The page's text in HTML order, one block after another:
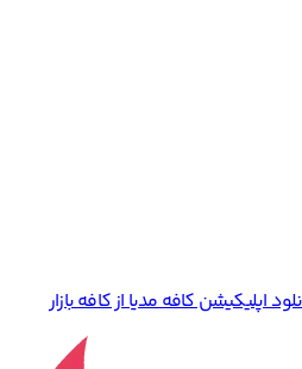
اپلیکیشن کافه مدیا از کافه بازار